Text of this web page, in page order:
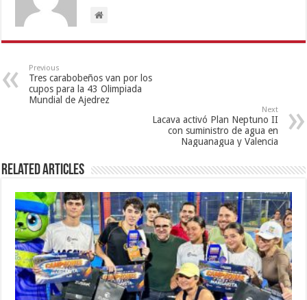
Previous
Tres carabobeños van por los
cupos para la 43 Olimpiada
Mundial de Ajedrez
Next
Lacava activó Plan Neptuno II
con suministro de agua en
Naguanagua y Valencia
Related Articles